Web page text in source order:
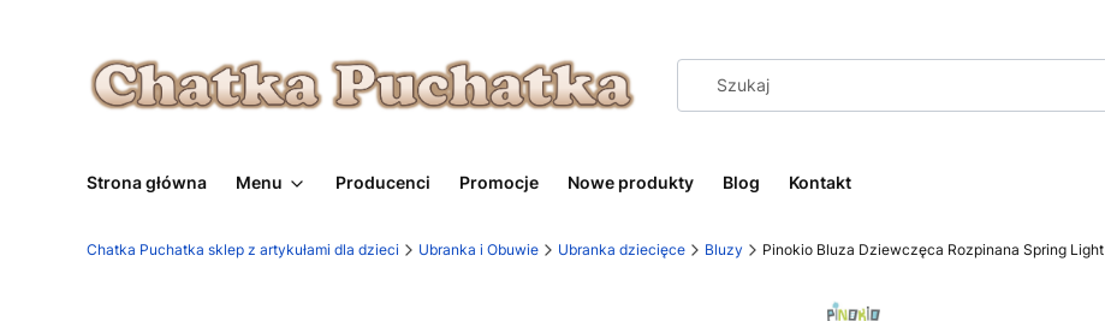
Strona główna Menu Producenci Promocje Nowe produkty Blog Kontakt
Chatka Puchatka sklep z artykułami dla dzieci Ubranka i Obuwie Ubranka dziecięce Bluzy Pinokio Bluza Dziewczęca Rozpinana Spring Light